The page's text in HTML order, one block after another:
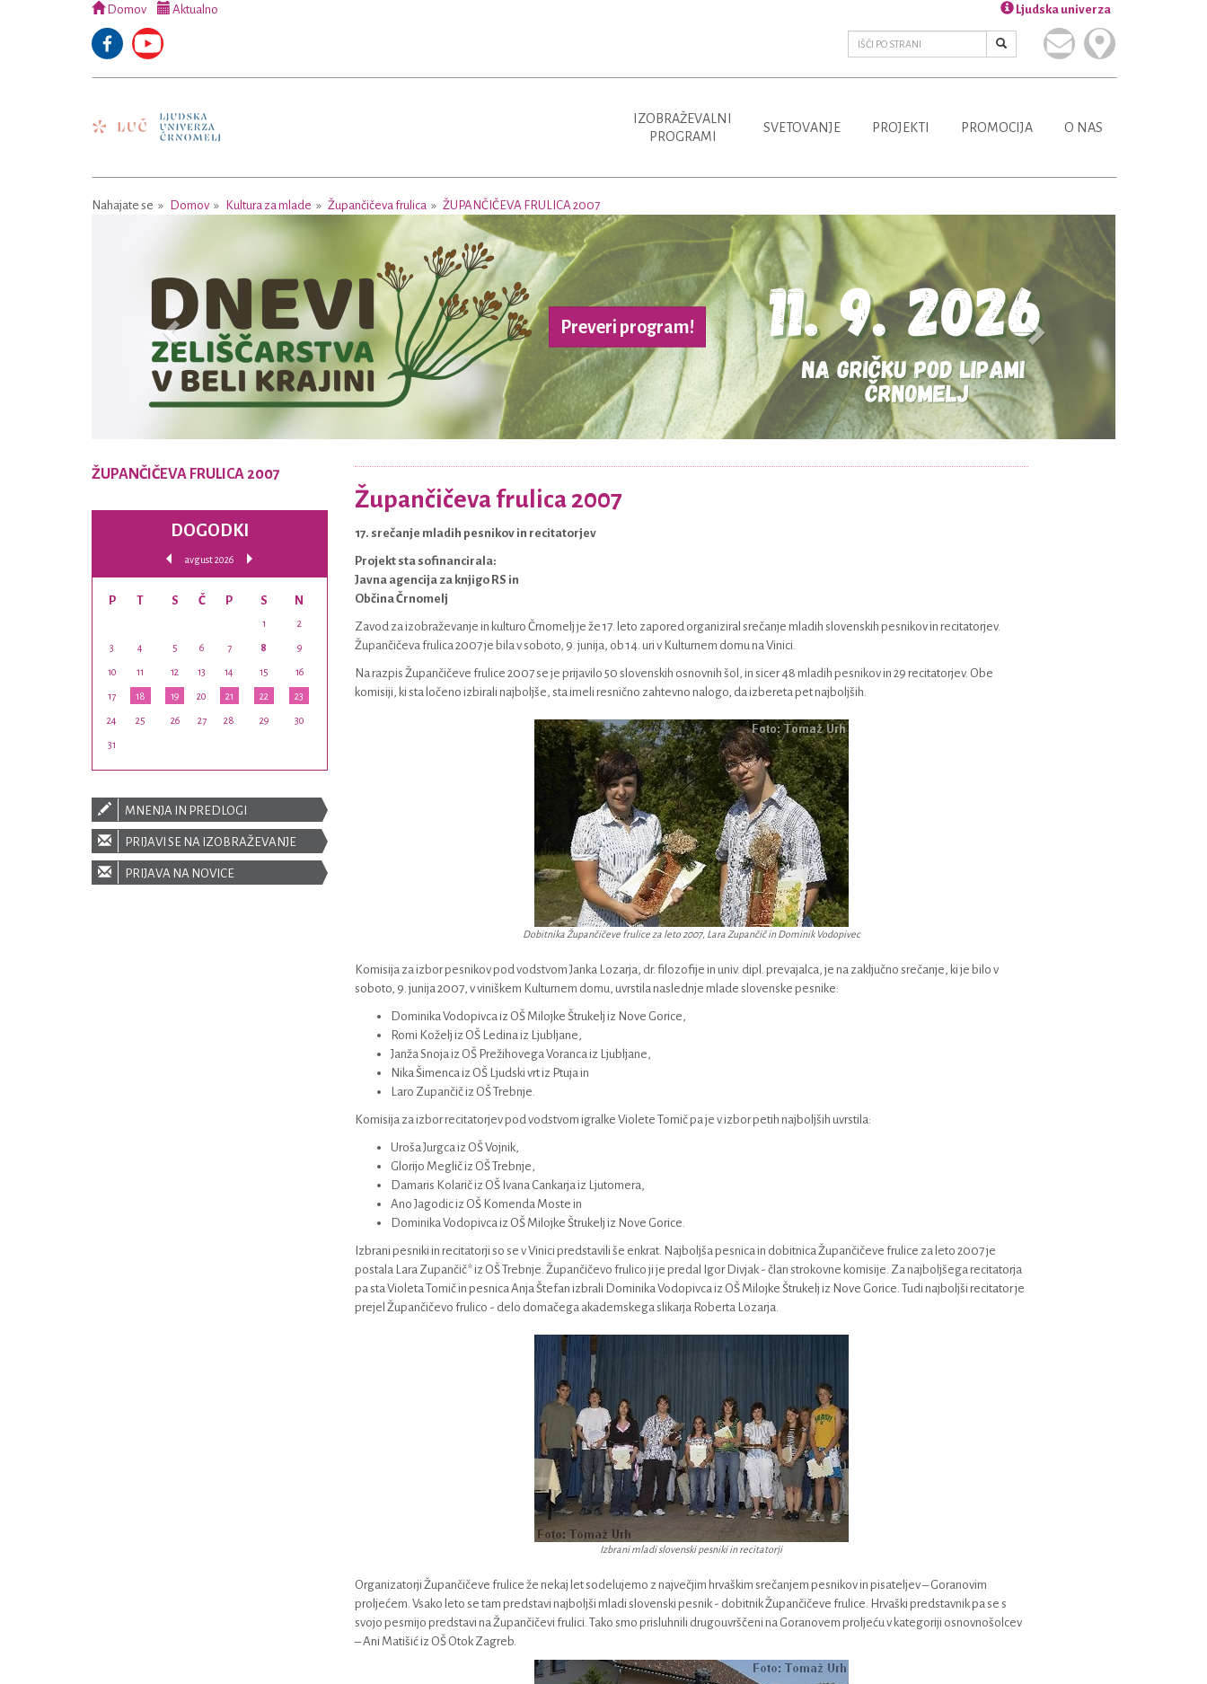
Domov Aktualno Ljudska univerza
IZOBRAŽEVALNI
PROGRAMI
SVETOVANJE PROJEKTI PROMOCIJA O NAS
Nahajate se Domov Kultura za mlade Župančičeva frulica ŽUPANČIČEVA FRULICA 2007
Preveri program!
Župančičeva frulica 2007
17. srečanje mladih pesnikov in recitatorjev
Projekt sta sofinancirala:
Javna agencija za knjigo RS in
Občina Črnomelj
Zavod za izobraževanje in kulturo Črnomelj je že 17. leto zapored organiziral srečanje mladih slovenskih pesnikov in recitatorjev.
Župančičeva frulica 2007 je bila v soboto, 9. junija, ob 14. uri v Kulturnem domu na Vinici.
Na razpis Župančičeve frulice 2007 se je prijavilo 50 slovenskih osnovnih šol, in sicer 48 mladih pesnikov in 29 recitatorjev. Obe
komisiji, ki sta ločeno izbirali najboljše, sta imeli resnično zahtevno nalogo, da izbereta pet najboljših.
Dobitnika Župančičeve frulice za leto 2007, Lara Zupančič in Dominik Vodopivec
Komisija za izbor pesnikov pod vodstvom Janka Lozarja, dr. filozofije in univ. dipl. prevajalca, je na zaključno srečanje, ki je bilo v
soboto, 9. junija 2007, v viniškem Kulturnem domu, uvrstila naslednje mlade slovenske pesnike:
Dominika Vodopivca iz OŠ Milojke Štrukelj iz Nove Gorice,
Romi Koželj iz OŠ Ledina iz Ljubljane,
Janža Snoja iz OŠ Prežihovega Voranca iz Ljubljane,
Nika Šimenca iz OŠ Ljudski vrt iz Ptuja in
Laro Zupančič iz OŠ Trebnje.
Komisija za izbor recitatorjev pod vodstvom igralke Violete Tomič pa je v izbor petih najboljših uvrstila:
Uroša Jurgca iz OŠ Vojnik,
Glorijo Meglič iz OŠ Trebnje,
Damaris Kolarič iz OŠ Ivana Cankarja iz Ljutomera,
Ano Jagodic iz OŠ Komenda Moste in
Dominika Vodopivca iz OŠ Milojke Štrukelj iz Nove Gorice.
Izbrani pesniki in recitatorji so se v Vinici predstavili še enkrat. Najboljša pesnica in dobitnica Župančičeve frulice za leto 2007 je
postala Lara Zupančič* iz OŠ Trebnje. Župančičevo frulico ji je predal Igor Divjak - član strokovne komisije. Za najboljšega recitatorja
pa sta Violeta Tomič in pesnica Anja Štefan izbrali Dominika Vodopivca iz OŠ Milojke Štrukelj iz Nove Gorice. Tudi najboljši recitator je
prejel Župančičevo frulico - delo domačega akademskega slikarja Roberta Lozarja.
Izbrani mladi slovenski pesniki in recitatorji
Organizatorji Župančičeve frulice že nekaj let sodelujemo z največjim hrvaškim srečanjem pesnikov in pisateljev – Goranovim
proljećem. Vsako leto se tam predstavi najboljši mladi slovenski pesnik - dobitnik Župančičeve frulice. Hrvaški predstavnik pa se s
svojo pesmijo predstavi na Župančičevi frulici. Tako smo prisluhnili drugouvrščeni na Goranovem proljeću v kategoriji osnovnošolcev
– Ani Matišić iz OŠ Otok Zagreb.
ŽUPANČIČEVA FRULICA 2007
DOGODKI
avgust 2026
P T S Č P S N
1 2
3 4 5 6 7 8 9
10 11 12 13 14 15 16
17 18 19 20 21 22 23
24 25 26 27 28 29 30
31
MNENJA IN PREDLOGI
PRIJAVI SE NA IZOBRAŽEVANJE
PRIJAVA NA NOVICE